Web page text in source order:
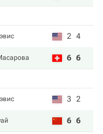
2 4
6 6
3 2
6 6